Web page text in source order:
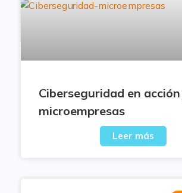
Ciberseguridad en
microempresas
Leer más